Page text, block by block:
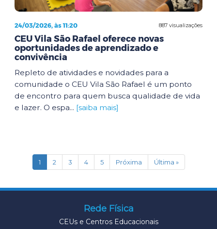
887 visualizações
24/03/2026, às 11:20
CEU Vila São Rafael oferece novas
oportunidades de aprendizado e
convivência
Repleto de atividades e novidades para a
comunidade o CEU Vila São Rafael é um ponto
de encontro para quem busca qualidade de vida
e lazer. O espa... [saiba mais]
1(current)
2 3 4 5 Próxima Última »
Rede Física
CEUs e Centros Educacionais